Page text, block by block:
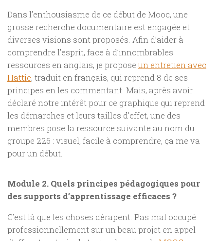
Dans l’enthousiasme de ce début de Mooc, une
grosse recherche documentaire est engagée et
diverses visions sont proposés. Afin d’aider à
comprendre l’esprit, face à d’innombrables
ressources en anglais, je propose un entretien avec
Hattie, traduit en français, qui reprend 8 de ses
principes en les commentant. Mais, après avoir
déclaré notre intérêt pour ce graphique qui reprend
les démarches et leurs tailles d’effet, une des
membres pose la ressource suivante au nom du
groupe 226 : visuel, facile à comprendre, ça me va
pour un début.
Module 2. Quels principes pédagogiques pour
des supports d’apprentissage efficaces ?
C’est là que les choses dérapent. Pas mal occupé
professionnellement sur un beau projet en appel